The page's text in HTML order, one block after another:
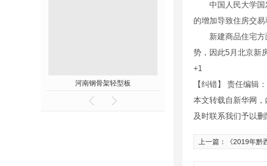
河南钢骨架轻型板 河南钢骨架膨石轻型板
中国人民大学国发
的增加导致住房交易
新建商品住宅方面
势，因此5月北京新
+1
【纠错】 责任编辑
本文转载自新华网
及时联系我们予以删
上一篇： 《2019年黔西南